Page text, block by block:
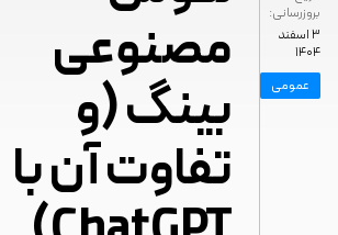
مصنوعی
بینگ (و
تفاوت آن با